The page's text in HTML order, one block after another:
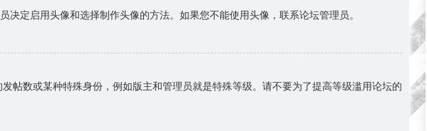
定启用头像和选择制作头像的方法。如果您不能使用头像，联系论坛管理员。
帖数或某种特殊身份，例如版主和管理员就是特殊等级。请不要为了提高等级滥用论坛的